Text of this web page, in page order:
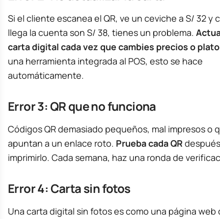
Si el cliente escanea el QR, ve un ceviche a S/ 32 y
llega la cuenta son S/ 38, tienes un problema.
carta digital cada vez que cambies precios o
una herramienta integrada al POS, esto se hace
automáticamente.
Error 3: QR que no funciona
Códigos QR demasiado pequeños, mal impresos o
apuntan a un enlace roto. Prueba cada QR
imprimirlo. Cada semana, haz una ronda de
Error 4: Carta sin fotos
Una carta digital sin fotos es como una página web